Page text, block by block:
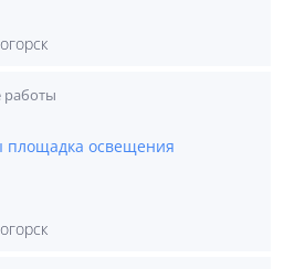
работы
площадка освещения